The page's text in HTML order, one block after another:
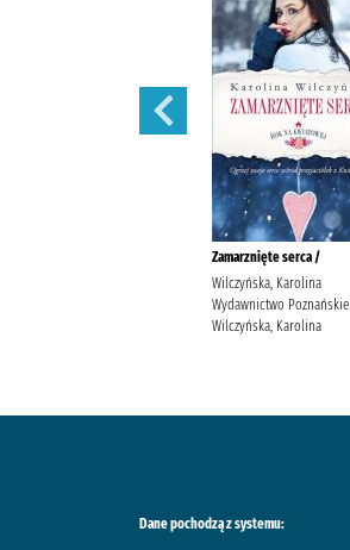
Zamarznięte serca /
Wilczyńska, Karolina
Wydawnictwo Poznańskie
Wilczyńska, Karolina
Dane pochodzą z systemu: